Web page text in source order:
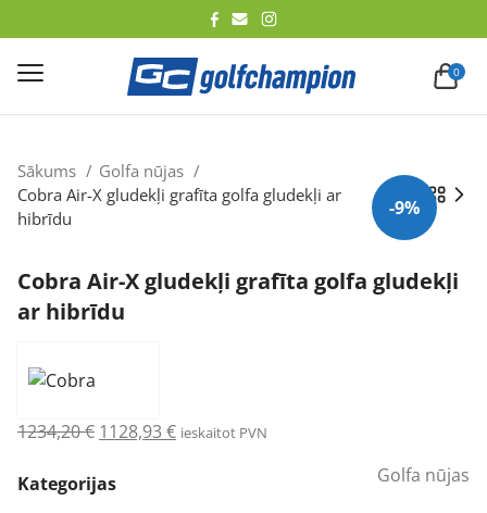
0
-9%
Sākums
Golfa nūjas
Cobra Air-X gludekļi grafīta golfa gludekļi ar
hibrīdu
Cobra Air-X gludekļi grafīta golfa gludekļi
ar hibrīdu
1234,20€ Original
was:
1128,93 €Current
ieskaitot PVN
Kategorijas Golfa nūjas